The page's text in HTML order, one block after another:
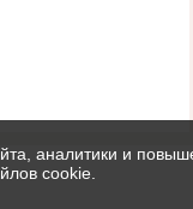
аналитики и
cookie.